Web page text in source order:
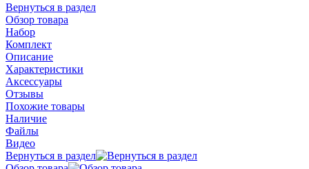
Вернуться в раздел
Обзор товара
Набор
Комплект
Описание
Характеристики
Аксессуары
Отзывы
Похожие товары
Наличие
Файлы
Видео
Вернуться в раздел